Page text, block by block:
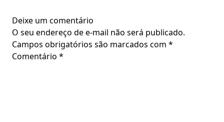
Deixe um comentário
O seu endereço de e-mail não será publicado.
Campos obrigatórios são marcados com *
Comentário *